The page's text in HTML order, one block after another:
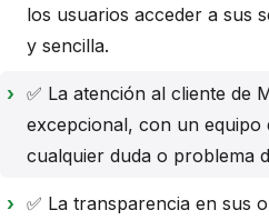
los usuarios acceder a sus
y sencilla.
✅ La atención al cliente de
excepcional, con un equipo
cualquier duda o problema
✅ La transparencia en sus